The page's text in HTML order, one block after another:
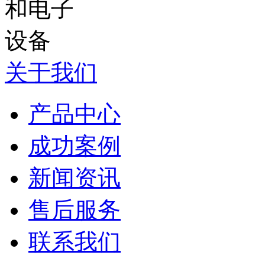
关于我们
产品中心
成功案例
新闻资讯
售后服务
联系我们